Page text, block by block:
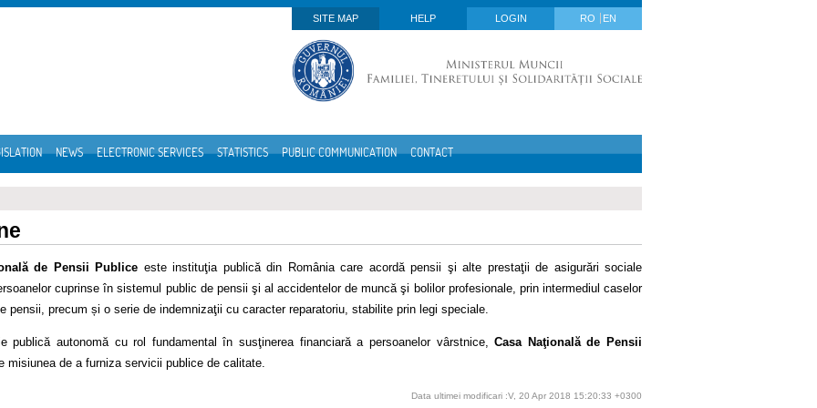
SITE MAP HELP LOGIN RO EN
NEWS ELECTRONIC SERVICES STATISTICS PUBLIC COMMUNICATION CONTACT
de Pensii Publice este instituţia publică din România care acordă pensii şi alte prestaţii de asigurări sociale
cuprinse în sistemul public de pensii şi al accidentelor de muncă şi bolilor profesionale, prin intermediul caselor
pensii, precum și o serie de indemnizaţii cu caracter reparatoriu, stabilite prin legi speciale.
publică autonomă cu rol fundamental în susţinerea financiară a persoanelor vârstnice,Casa Naţională de Pensii
misiunea de a furniza servicii publice de calitate.
Data ultimei modificari :V, 20 Apr 2018 15:20:33 +0300